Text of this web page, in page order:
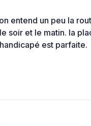
entend un peu la
soir et le matin. la
est parfaite.